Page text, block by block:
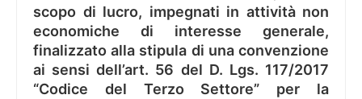
scopo di lucro, impegnati in attività non
economiche di interesse generale,
finalizzato alla stipula di una convenzione
ai sensi dell’art. 56 del D. Lgs. 117/2017
“Codice del Terzo Settore” per la